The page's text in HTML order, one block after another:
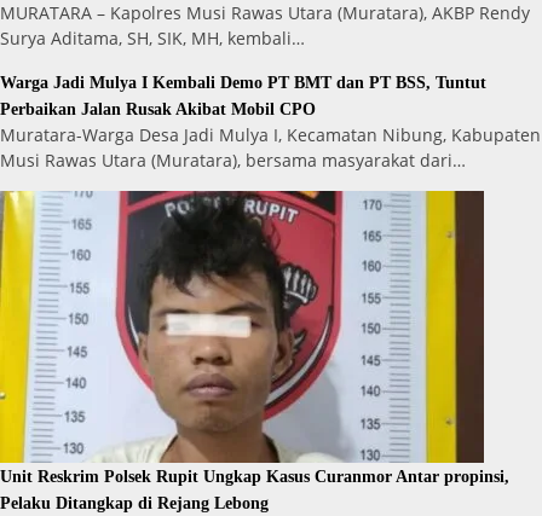
MURATARA – Kapolres Musi Rawas Utara (Muratara), AKBP Rendy
Surya Aditama, SH, SIK, MH, kembali…
Warga Jadi Mulya I Kembali Demo PT BMT dan PT BSS, Tuntut
Perbaikan Jalan Rusak Akibat Mobil CPO
Muratara-Warga Desa Jadi Mulya I, Kecamatan Nibung, Kabupaten
Musi Rawas Utara (Muratara), bersama masyarakat dari…
Unit Reskrim Polsek Rupit Ungkap Kasus Curanmor Antar propinsi,
Pelaku Ditangkap di Rejang Lebong